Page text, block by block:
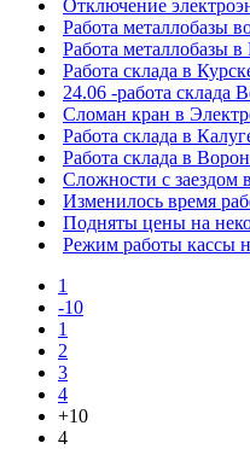
Отключение
Работа металлобазы
Работа металлобазы
Работа склада в
24.06 -работа склада
Сломан кран в
Работа склада в
Работа склада в
Сложности с заездом
Изменилось время
Подняты цены на
Режим работы кассы
1
-10
1
2
3
4
+10
4